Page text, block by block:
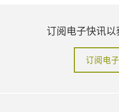
订阅电子快讯
订阅电